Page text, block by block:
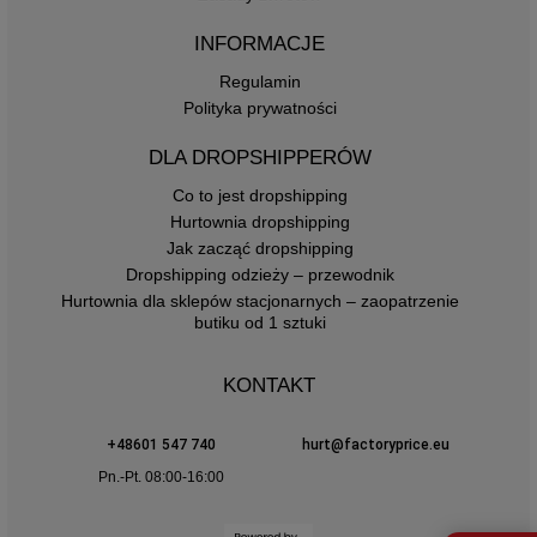
INFORMACJE
Regulamin
Polityka prywatności
DLA DROPSHIPPERÓW
Co to jest dropshipping
Hurtownia dropshipping
Jak zacząć dropshipping
Dropshipping odzieży – przewodnik
Hurtownia dla sklepów stacjonarnych – zaopatrzenie
butiku od 1 sztuki
KONTAKT
+48601 547 740
hurt@factoryprice.eu
Pn.-Pt. 08:00-16:00